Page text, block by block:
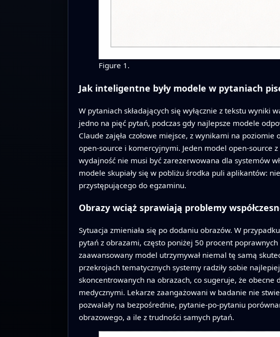
Figure 1.
Jak inteligentne były modele w pytaniach
W pytaniach składających się wyłącznie z tekstu wyniki
jedno na pięć pytań, podczas gdy najlepsze modele
Claude zajęła czołowe miejsce, z wynikami na
open‑source i komercyjnymi. Jeden model
wydajność nie musi być zarezerwowana dla systemów
modele skupiały się w pobliżu środka puli aplikantów:
przystępującego do egzaminu.
Obrazy wciąż sprawiają problemy
Sytuacja zmieniała się po dodaniu obrazów. W
pytań z obrazami, często poniżej 50 procent
zaawansowany model utrzymywał niemal tę samą
przekrojach tematycznych systemy radziły sobie
skoncentrowanych na obrazach, co sugeruje, że
medycznymi. Lekarze zaangażowani w badanie nie
pozwalały na bezpośrednie, pytanie‑po‑pytaniu
obrazowego, a ile z trudności samych pytań.